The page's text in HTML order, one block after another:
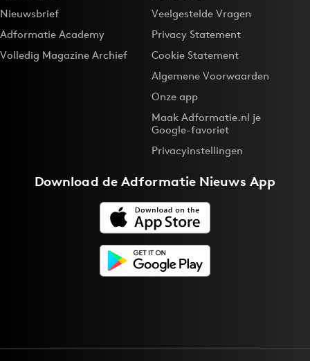
Nieuwsbrief
Adformatie Academy
Volledig Magazine Archief
Veelgestelde Vragen
Privacy Statement
Cookie Statement
Algemene Voorwaarden
Onze app
Maak Adformatie.nl je
Google-favoriet
Privacyinstellingen
Download deAdformatie Nieuws App